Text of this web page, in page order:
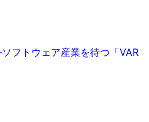
フトウェア産業を待つ「VAR